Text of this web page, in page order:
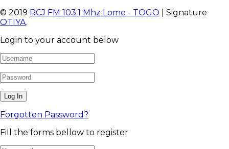
© 2019 RCJ FM 103.1 Mhz Lome - TOGO | Signature
OTIYA.
Login to your account below
Forgotten Password?
Fill the forms bellow to register